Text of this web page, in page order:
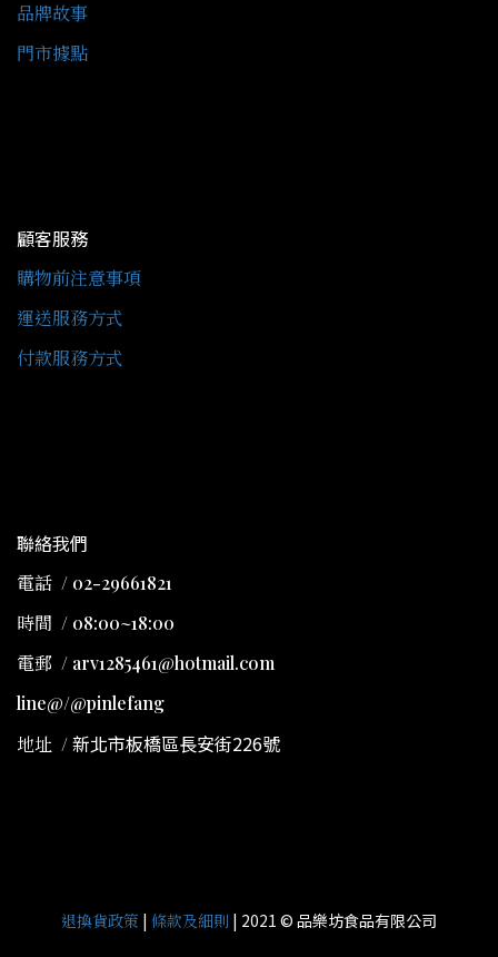
品牌故事
門市據點
顧客服務
購物前注意事項
運送服務方式
付款服務方式
聯絡我們
電話 / 02-29661821
時間 / 08:00~18:00
電郵 / arv1285461@hotmail.com
line@/@pinlefang
地址 /新北市板橋區長安街226號
退換貨政策 | 條款及細則 | 2021 © 品樂坊食品有限公司